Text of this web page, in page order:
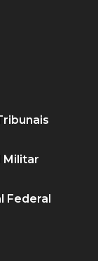
Militar
Federal